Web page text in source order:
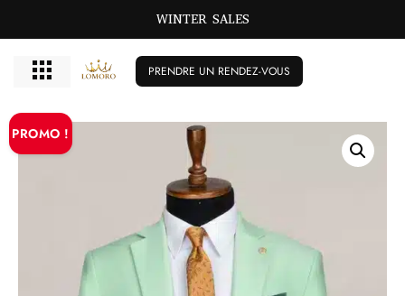
WINTER SALES
PRENDRE UN RENDEZ-VOUS
PROMO !